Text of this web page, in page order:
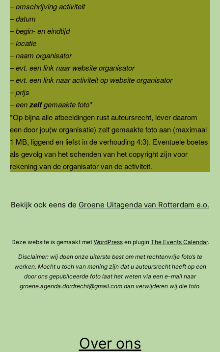
– omschrijving activiteit
– datum
– begin- en eindtijd
– locatie
– naam organisator
– evt. een link naar website organisator
– evt. een link naar activiteit op website organisator
– prijs
– eenzelfgemaakte foto*
*Op bijna alle afbeeldingen rust auteursrecht, lever daarom
een door jou(w organisatie) zelf gemaakte foto aan (maximaal
1 MB, liggend en liefst in de verhouding 4:3). Eventuele boetes
als gevolg van het schenden van het copyright zijn voor
rekening van de organisator van de activiteit.
Bekijk ook eens de Groene Uitagenda van Rotterdam e.o.
Deze website is gemaakt met WordPressen plugin The Events Calendar.
Disclaimer: wij doen onze uiterste best om met rechtenvrije foto’s te
werken. Mocht u toch van mening zijn dat u auteursrecht heeft op een
door ons gepubliceerde foto laat het weten via een e-mail naar
groene.agenda.dordrecht@gmail.comdan verwijderen wij die foto.
Over ons